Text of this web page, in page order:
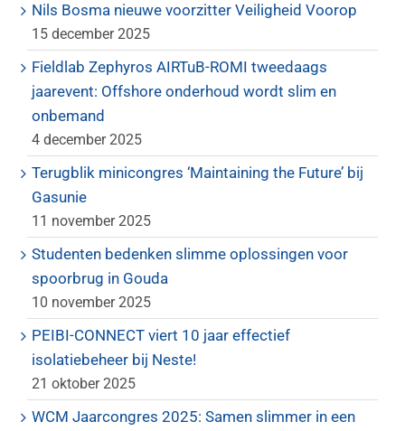
Nils Bosma nieuwe voorzitter Veiligheid Voorop
15 december 2025
Fieldlab Zephyros AIRTuB-ROMI tweedaags
jaarevent: Offshore onderhoud wordt slim en
onbemand
4 december 2025
Terugblik minicongres ‘Maintaining the Future’ bij
Gasunie
11 november 2025
Studenten bedenken slimme oplossingen voor
spoorbrug in Gouda
10 november 2025
PEIBI-CONNECT viert 10 jaar effectief
isolatiebeheer bij Neste!
21 oktober 2025
WCM Jaarcongres 2025: Samen slimmer in een